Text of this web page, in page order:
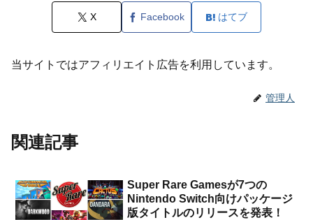
X Facebook はてブ
当サイトではアフィリエイト広告を利用しています。
管理人
関連記事
Super Rare Gamesが7つの
Nintendo Switch向けパッケージ
版タイトルのリリースを発表！